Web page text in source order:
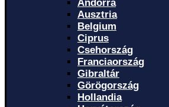
Andorra
Ausztria
Belgium
Ciprus
Csehország
Franciaország
Gibraltár
Görögország
Hollandia